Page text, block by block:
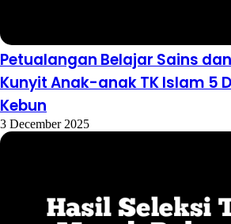
Petualangan Belajar Sains
Kunyit Anak-anak TK Islam 5
Kebun
3 December 2025